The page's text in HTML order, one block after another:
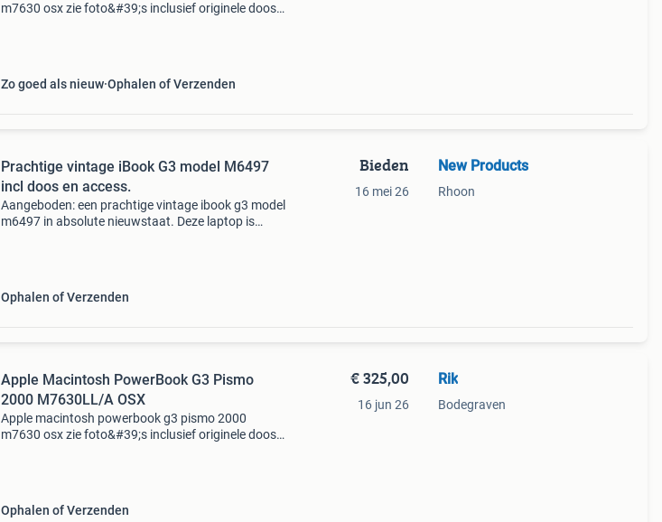
m7630 osx zie foto&#39;s inclusief originele doos
Zo goed als nieuw Ophalen of Verzenden
Prachtige vintage iBook G3 model M6497
incl doos en access.
Aangeboden: een prachtige vintage ibook g3 model
m6497 in absolute nieuwstaat. Deze laptop is
Ophalen of Verzenden
Bieden
16 mei 26
New Products
Rhoon
Apple Macintosh PowerBook G3 Pismo
2000 M7630LL/A OSX
Apple macintosh powerbook g3 pismo 2000
m7630 osx zie foto&#39;s inclusief originele doos
Ophalen of Verzenden
€ 325,00
16 jun 26
Rik
Bodegraven